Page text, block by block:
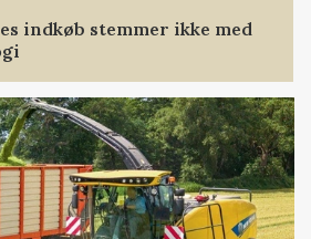
indkøb stemmer ikke med